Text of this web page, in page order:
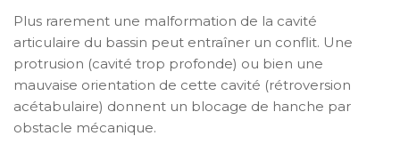
Plus rarement une malformation de la cavité
articulaire du bassin peut entraîner un conflit. Une
protrusion (cavité trop profonde) ou bien une
mauvaise orientation de cette cavité (rétroversion
acétabulaire) donnent un blocage de hanche par
obstacle mécanique.